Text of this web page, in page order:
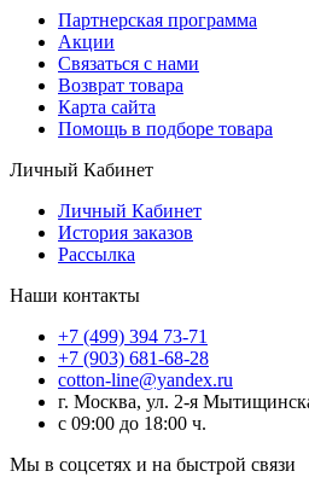
Партнерская программа
Акции
Связаться с нами
Возврат товара
Карта сайта
Помощь в подборе товара
Личный Кабинет
Личный Кабинет
История заказов
Рассылка
Наши контакты
+7 (499) 394 73-71
+7 (903) 681-68-28
cotton-line@yandex.ru
г. Москва, ул. 2-я
с 09:00 до 18:00 ч.
Мы в соцсетях и на быстрой связи